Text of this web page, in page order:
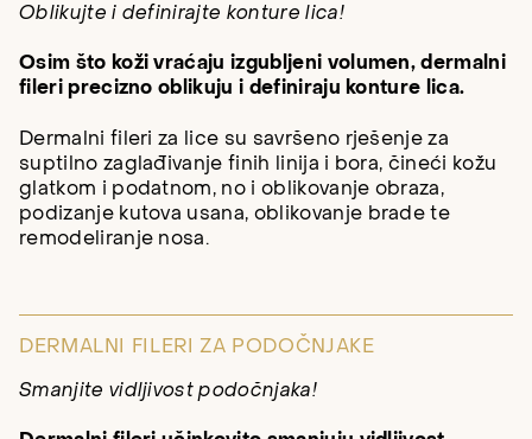
Oblikujte i definirajte konture lica!
Osim što koži vraćaju izgubljeni volumen, dermalni
fileri precizno oblikuju i definiraju konture lica.
Dermalni fileri za lice su savršeno rješenje za
suptilno zaglađivanje finih linija i bora, čineći kožu
glatkom i podatnom, no i oblikovanje obraza,
podizanje kutova usana, oblikovanje brade te
remodeliranje nosa.
DERMALNI FILERI ZA PODOČNJAKE
Smanjite vidljivost podočnjaka!